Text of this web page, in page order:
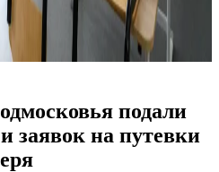
подали
заявок на путевки